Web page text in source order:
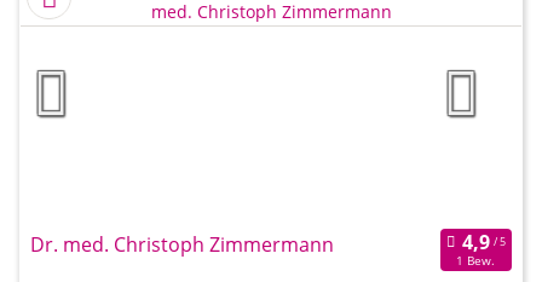
Dr. med. Christoph Zimmermann
1 Bew.